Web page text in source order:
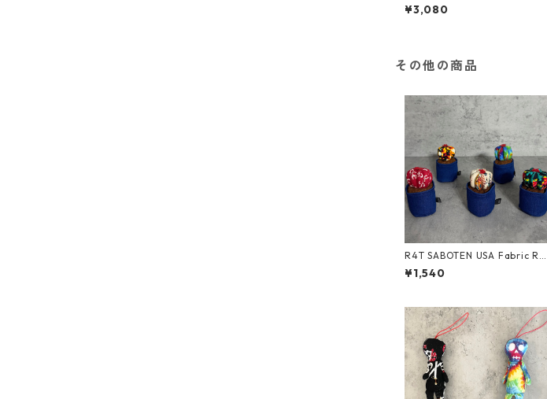
RPLE/Mサイズ
¥3,080
その他の商品
R4T SABOTEN USA Fabric Rou
nd/ Sサイズ
¥1,540